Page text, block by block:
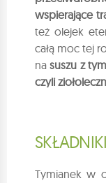
wspierające
też olejek
całą moc tej
nasuszu z
czyli
Tymianek w